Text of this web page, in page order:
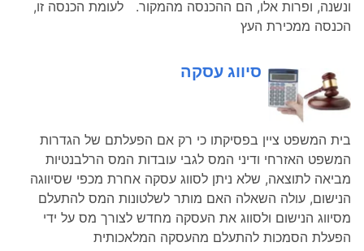
ונשנה, ופרות אלו, הם ההכנסה מהמקור. לעומת הכנסה זו,
הכנסה ממכירת העץ
סיווג עסקה
בית המשפט ציין בפסיקתו כי רק אם הפעלתם של הגדרות
המשפט האזרחי ודיני המס לגבי עובדות המס הרלבנטיות
מביאה לתוצאה, שלא ניתן לסווג עסקה אחרת מכפי שסיווגה
הנישום, עולה השאלה האם מותר לשלטונות המס להתעלם
מסיווג הנישום ולסווג את העסקה מחדש לצורך מס על ידי
הפעלת הסמכות להתעלם מהעסקה המלאכותית